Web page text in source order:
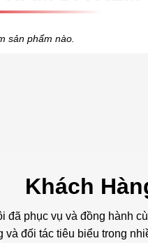
sản phẩm nào.
Khách
đã phục vụ và đồng hành
và đối tác tiêu biểu trong